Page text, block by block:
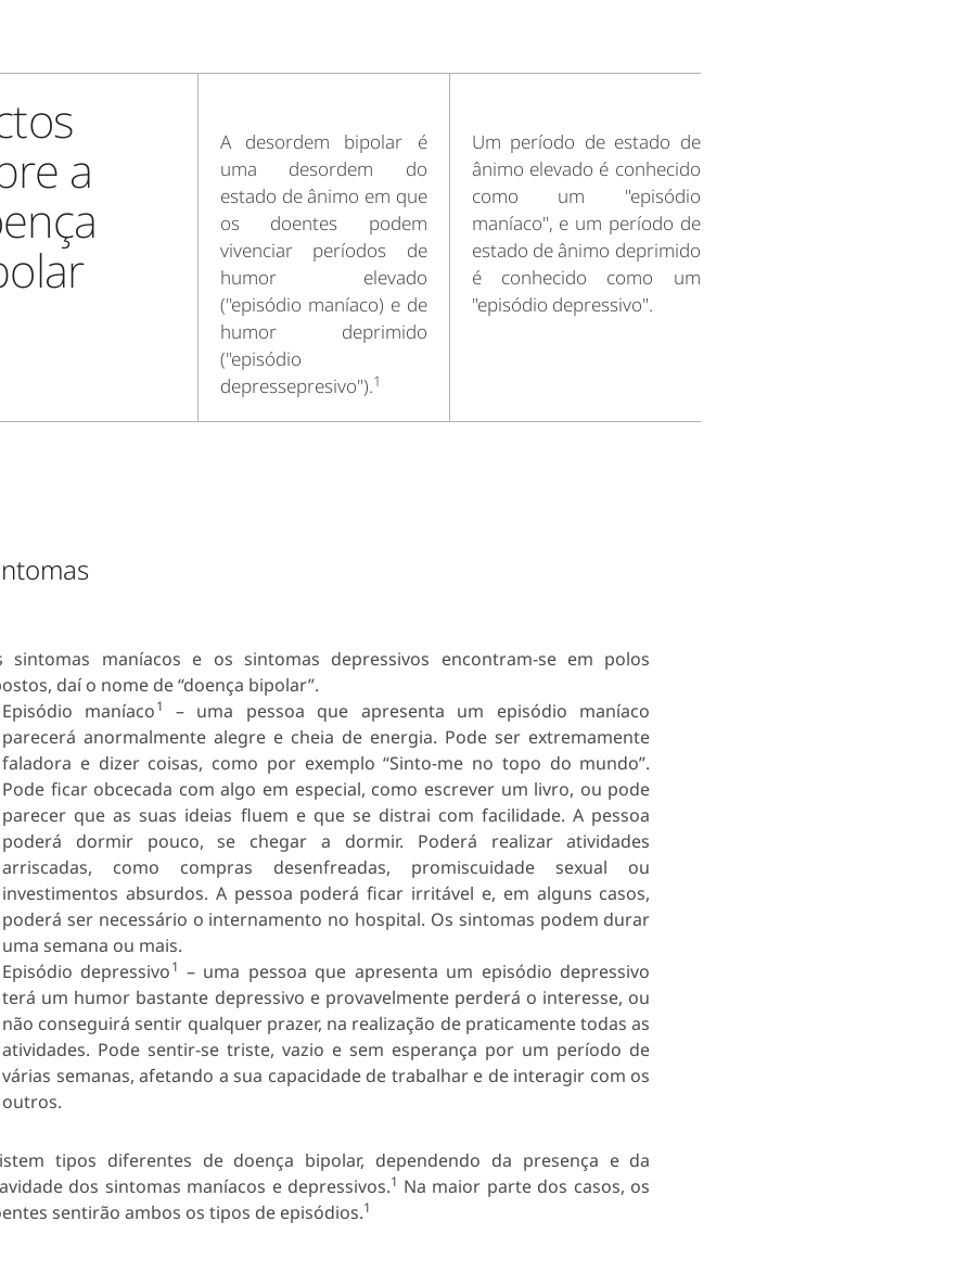
a
A desordem bipolar é
uma desordem do
estado de ânimo em que
os doentes podem
vivenciar períodos de
humor elevado
("episódio maníaco) e de
humor deprimido
("episódio
depressepresivo").1
Um período de estado de
ânimo elevado é conhecido
como um "episódio
maníaco", e um período de
estado de ânimo deprimido
é conhecido como um
"episódio depressivo".
sintomas maníacos e os sintomas depressivos encontram-se em polos
daí o nome de “doença bipolar”.
Episódio maníaco1
– uma pessoa que apresenta um episódio maníaco
parecerá anormalmente alegre e cheia de energia. Pode ser extremamente
faladora e dizer coisas, como por exemplo “Sinto-me no topo do mundo”.
Pode ficar obcecada com algo em especial, como escrever um livro, ou pode
parecer que as suas ideias fluem e que se distrai com facilidade. A pessoa
poderá dormir pouco, se chegar a dormir. Poderá realizar atividades
arriscadas, como compras desenfreadas, promiscuidade sexual ou
investimentos absurdos. A pessoa poderá ficar irritável e, em alguns casos,
poderá ser necessário o internamento no hospital. Os sintomas podem durar
uma semana ou mais.
Episódio depressivo1 – uma pessoa que apresenta um episódio depressivo
terá um humor bastante depressivo e provavelmente perderá o interesse, ou
não conseguirá sentir qualquer prazer, na realização de praticamente todas as
atividades. Pode sentir-se triste, vazio e sem esperança por um período de
várias semanas, afetando a sua capacidade de trabalhar e de interagir com os
outros.
tipos diferentes de doença bipolar, dependendo da presença e da
dos sintomas maníacos e depressivos.1 Na maior parte dos casos, os
sentirão ambos os tipos de episódios.1